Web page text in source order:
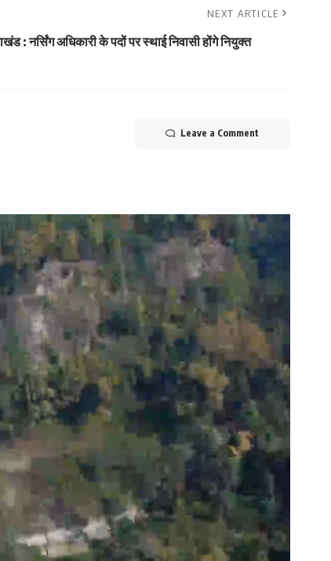
NEXT ARTICLE
: नर्सिंग अधिकारी के पदों पर स्थाई निवासी होंगे नियुक्त
Leave a Comment